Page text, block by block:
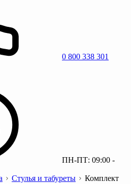
0 800 338 301
ПН-ПТ: 09:00 -
Стулья и табуреты
Комплект